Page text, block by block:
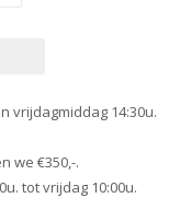
vrijdagmiddag 14:30u.
we €350,-.
tot vrijdag 10:00u.